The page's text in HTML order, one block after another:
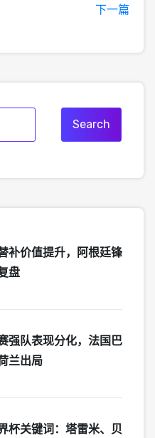
下一篇
补价值提升，阿根廷锋
盘
强队表现分化，法国巴
兰出局
杯关键词：塔雷米、贝